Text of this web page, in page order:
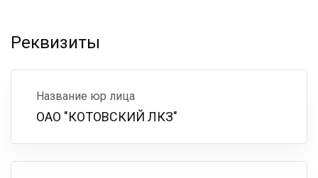
Реквизиты
Название юр лица
ОАО "КОТОВСКИЙ ЛКЗ"